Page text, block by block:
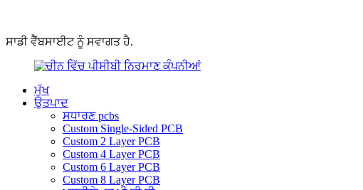
ਸਾਡੀ ਵੈੱਬਸਾਈਟ ਨੂੰ ਸਵਾਗਤ ਹੈ.
ਮੁੱਖ
ਉਤਪਾਦ
ਸਧਾਰਣ pcbs
Custom Single-Sided PCB
Custom 2 Layer PCB
Custom 4 Layer PCB
Custom 6 Layer PCB
Custom 8 Layer PCB